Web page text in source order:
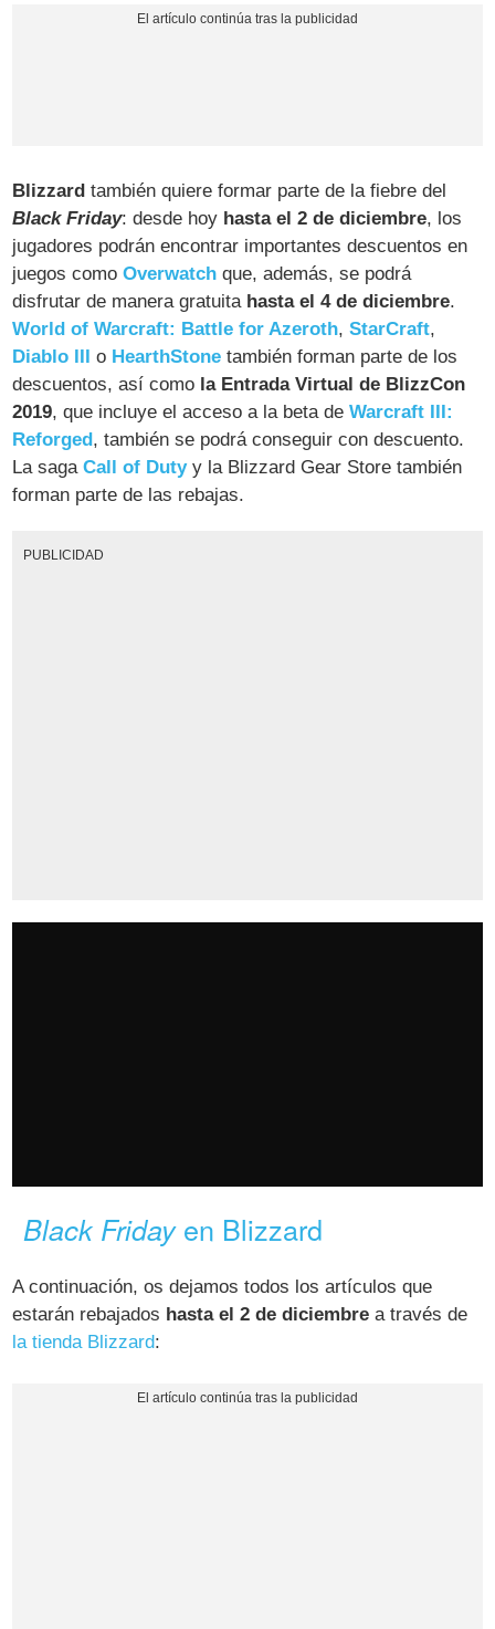
Blizzard también quiere formar parte de la fiebre del
Black Friday: desde hoy hasta el 2 de diciembre, los
jugadores podrán encontrar importantes descuentos en
juegos comoOverwatch que, además, se podrá
disfrutar de manera gratuita hasta el 4 de diciembre.
World of Warcraft: Battle for Azeroth,StarCraft,
Diablo III o HearthStone también forman parte de los
descuentos, así como la Entrada Virtual de BlizzCon
2019, que incluye el acceso a la beta deWarcraft III:
Reforged, también se podrá conseguir con descuento.
La sagaCall of Dutyy la Blizzard Gear Store también
forman parte de las rebajas.
PUBLICIDAD
Black Fridayen Blizzard
A continuación, os dejamos todos los artículos que
estarán rebajados hasta el 2 de diciembre a través de
la tienda Blizzard: